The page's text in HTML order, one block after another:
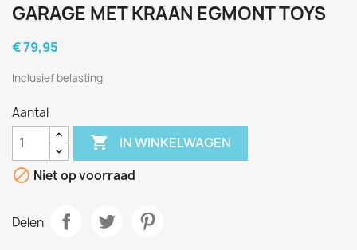
GARAGE MET KRAAN EGMONT TOYS
€ 79,95
Inclusief belasting
Aantal
 IN WINKELWAGEN
 Niet op voorraad
Delen